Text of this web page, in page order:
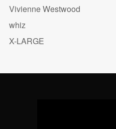
Vivienne Westwood
whiz
X-LARGE